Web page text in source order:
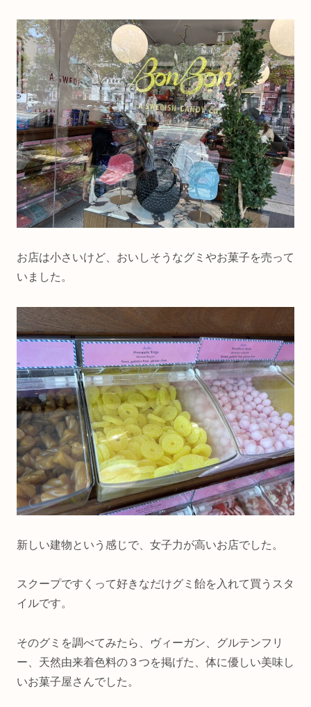
お店は小さいけど、おいしそうなグミやお菓子を売って
いました。
新しい建物という感じで、女子力が高いお店でした。
スクープですくって好きなだけグミ飴を入れて買うスタ
イルです。
そのグミを調べてみたら、ヴィーガン、グルテンフリ
ー、天然由来着色料の３つを掲げた、体に優しい美味し
いお菓子屋さんでした。